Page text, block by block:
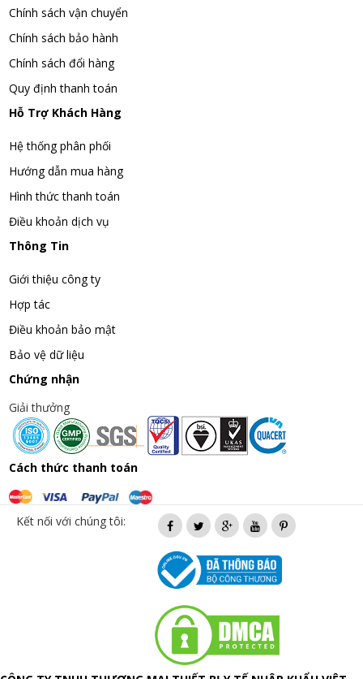
Chính sách vận chuyển
Chính sách bảo hành
Chính sách đổi hàng
Quy định thanh toán
Hỗ Trợ Khách Hàng
Hệ thống phân phối
Hướng dẫn mua hàng
Hình thức thanh toán
Điều khoản dịch vụ
Thông Tin
Giới thiệu công ty
Hợp tác
Điều khoản bảo mật
Bảo vệ dữ liệu
Chứng nhận
Giải thưởng
Cách thức thanh toán
Kết nối với chúng tôi: